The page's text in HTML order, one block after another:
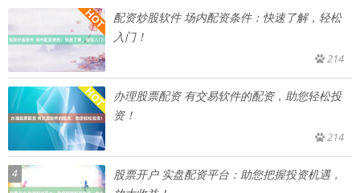
配资炒股软件 场内配资条件：快速了解，轻松
入门！
214
办理股票配资 有交易软件的配资，助您轻松投
资！
214
4
股票开户 实盘配资平台：助您把握投资机遇，